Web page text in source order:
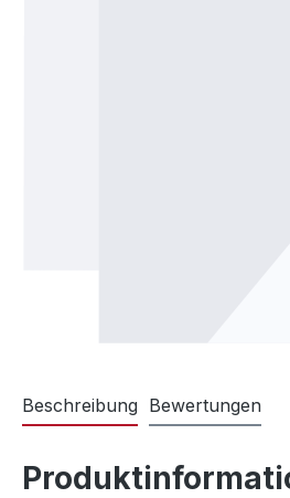
Beschreibung Bewertungen